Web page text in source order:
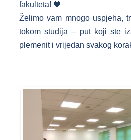
fakulteta! 💙
Želimo vam mnogo uspjeha,
tokom studija – put koji ste
plemenit i vrijedan svakog